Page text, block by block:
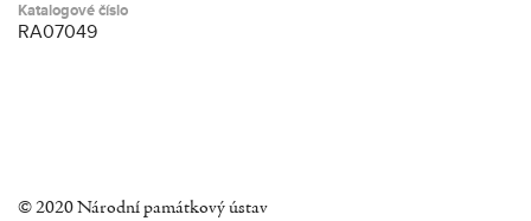
Katalogové číslo
RA07049
© 2020 Národní památkový ústav